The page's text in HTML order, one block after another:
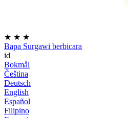
★ ★ ★
Bapa Surgawi berbicara
id
Bokmål
Čeština
Deutsch
English
Español
Filipino